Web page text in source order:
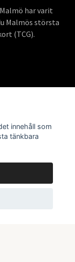
har varit
Malmös största
(TCG).
innehåll som
tänkbara